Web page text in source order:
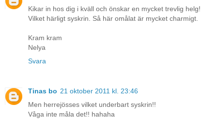
Kikar in hos dig i kväll och önskar en mycket trevlig helg!
Vilket härligt syskrin. Så här omålat är mycket charmigt.
Kram kram
Nelya
Svara
Tinas bo 21 oktober 2011 kl. 23:46
Men herrejösses vilket underbart syskrin!!
Våga inte måla det!! hahaha